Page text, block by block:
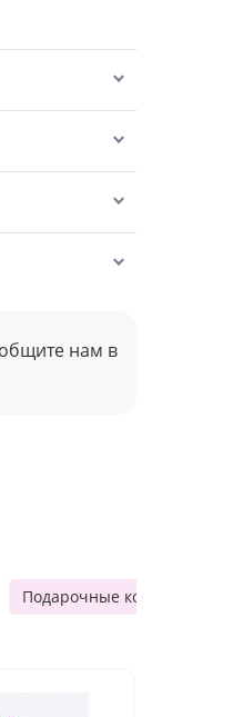
нам в
Подарочные корзины